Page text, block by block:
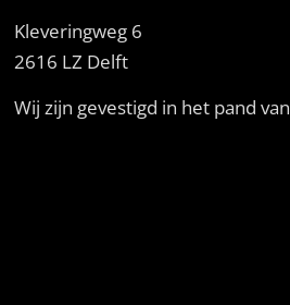
Kleveringweg 6
2616 LZ Delft
Wij zijn gevestigd in het pand van